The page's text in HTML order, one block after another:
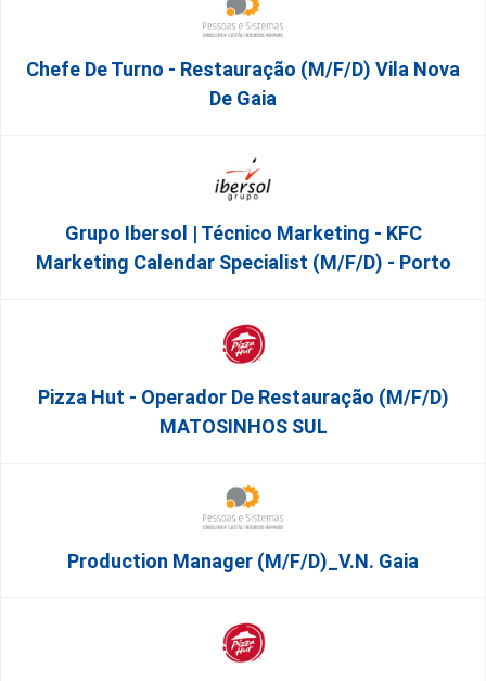
Chefe De Turno - Restauração (m/f/d) Vila Nova
De Gaia
Grupo Ibersol | Técnico Marketing - KFC
Marketing Calendar Specialist (m/f/d) - Porto
Pizza Hut - Operador De Restauração (m/f/d)
MATOSINHOS SUL
Production Manager (m/f/d)_V.N. Gaia